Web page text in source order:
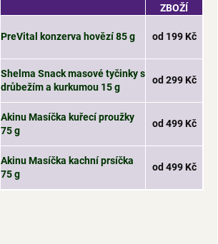
ZBOŽÍ
PreVital konzerva hovězí 85 g od 199 Kč
Shelma Snack masové tyčinky s
drůbežím a kurkumou 15 g
od 299 Kč
Akinu Masíčka kuřecí proužky
75 g
od 499 Kč
Akinu Masíčka kachní prsíčka
75 g
od 499 Kč